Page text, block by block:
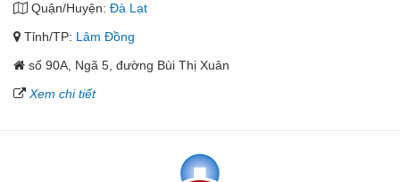
Quận/Huyện: Đà Lạt
Tỉnh/TP: Lâm Đồng
số 90A, Ngã 5, đường Bùi Thị Xuân
Xem chi tiết